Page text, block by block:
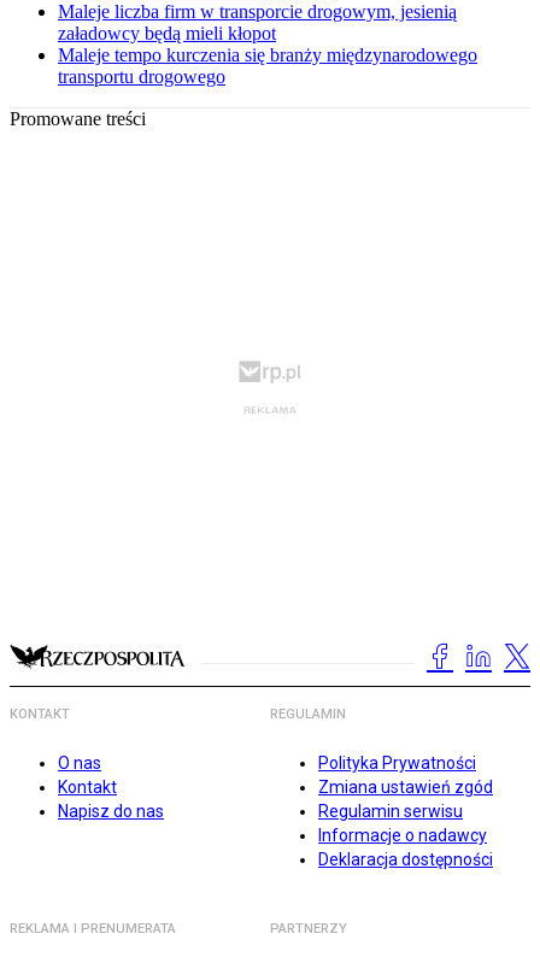
Maleje liczba firm w transporcie drogowym, jesienią
załadowcy będą mieli kłopot
Maleje tempo kurczenia się branży międzynarodowego
transportu drogowego
Promowane treści
KONTAKT
O nas
Kontakt
Napisz do nas
REGULAMIN
Polityka Prywatności
Zmiana ustawień zgód
Regulamin serwisu
Informacje o nadawcy
Deklaracja dostępności
REKLAMA I PRENUMERATA PARTNERZY